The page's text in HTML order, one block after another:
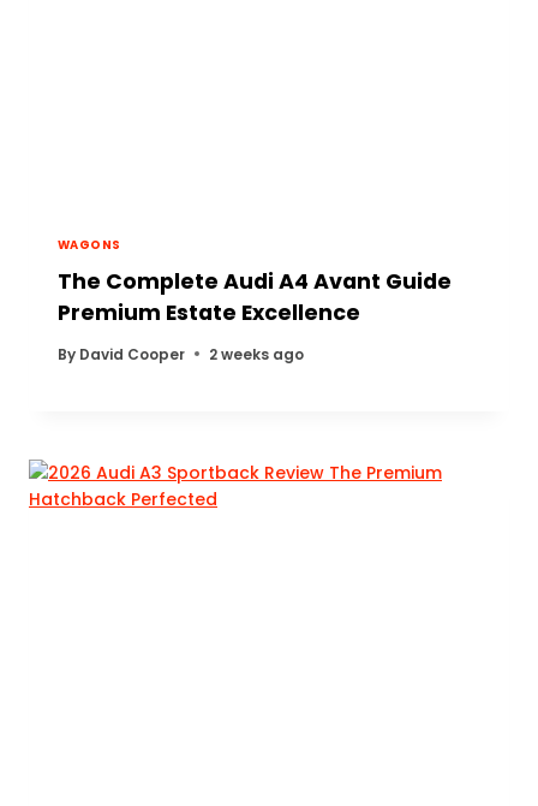
WAGONS
The Complete Audi A4 Avant Guide
Premium Estate Excellence
By David Cooper 2 weeks ago